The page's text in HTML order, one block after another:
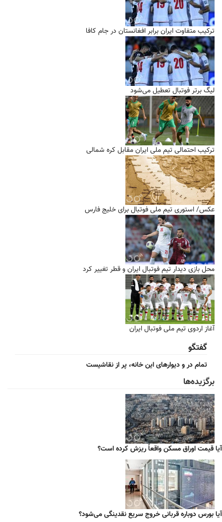
ترکیب متفاوت ایران برابر افغانستان در جام کافا
لیگ برتر فوتبال تعطیل می‌شود
ترکیب احتمالی تیم ملی ایران مقابل کره شمالی
عکس/ استوری تیم ملی فوتبال برای خلیج فارس
محل بازی دیدار تیم فوتبال ایران و قطر تغییر کرد
آغاز اردوی تیم ملی فوتبال ایران
گفتگو
تمام در و دیوارهای این خانه، پر از نقاشیست
برگزیده‌ها
آیا قیمت اوراق مسکن واقعاً ریزش کرده است؟
آیا بورس دوباره قربانی خروج سریع نقدینگی می‌شود؟